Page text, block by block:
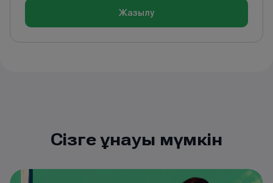
Жазылу
Сізге ұнауы мүмкін